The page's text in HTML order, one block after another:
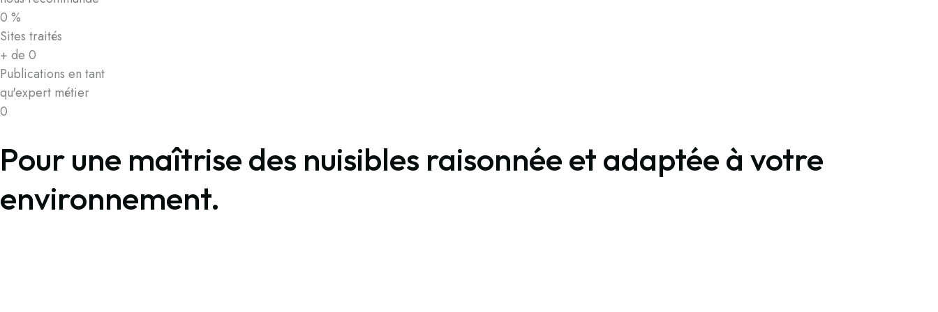
0 %
Sites traités
+ de 0
Publications en tant
qu'expert métier
0
Pour une maîtrise des nuisibles raisonnée et adaptée à votre
environnement.